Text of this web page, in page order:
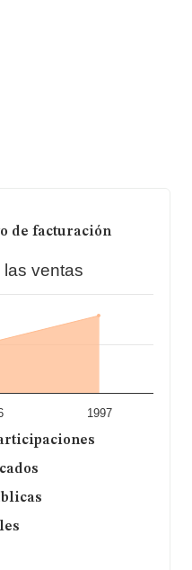
de facturación
ventas
1997